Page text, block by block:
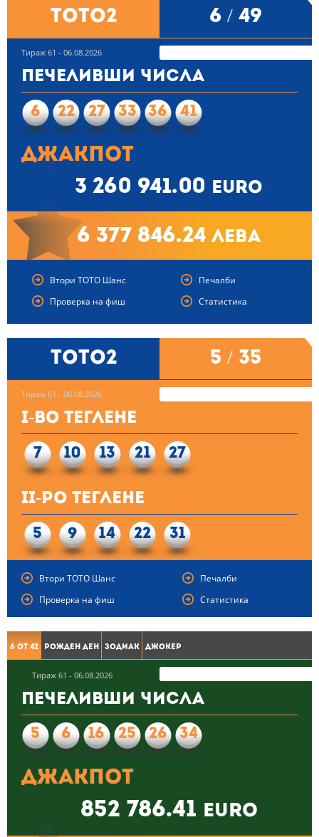
ТОТО2 6 / 49
Тираж 61 - 06.08.2026
Печеливши числа
6 22 27 33 36 41
Джакпот
3 260 941.00
euro
6 377 846.24 лева
Втори ТОТО Шанс
Печалби
Проверка на фиш
Статистика
ТОТО2 5 / 35
Тираж 61 - 06.08.2026
I-во теглене
7 10 13 21 27
II-ро теглене
5 9 14 22 31
Втори ТОТО Шанс
Печалби
Проверка на фиш
Статистика
6 от 42 Рожден ден Зодиак Джокер
Тираж 61 - 06.08.2026
Печеливши числа
5 6 16 25 26 34
Джакпот
852 786.41 euro